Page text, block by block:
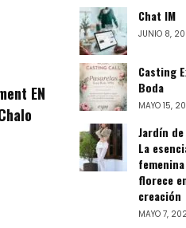
EN
Chat IM
JUNIO 8,
Casting
Boda
MAYO 15,
Jardín
La
florece
creación
MAYO 7,